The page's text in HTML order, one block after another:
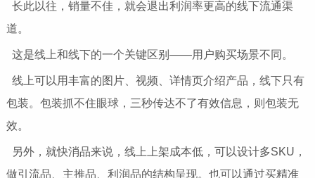
长此以往，销量不佳，就会退出利润率更高的线下流通渠
道。
这是线上和线下的一个关键区别——用户购买场景不同。
线上可以用丰富的图片、视频、详情页介绍产品，线下只有
包装。包装抓不住眼球，三秒传达不了有效信息，则包装无
效。
另外，就快消品来说，线上上架成本低，可以设计多SKU，
做引流品、主推品、利润品的结构呈现。也可以通过买精准